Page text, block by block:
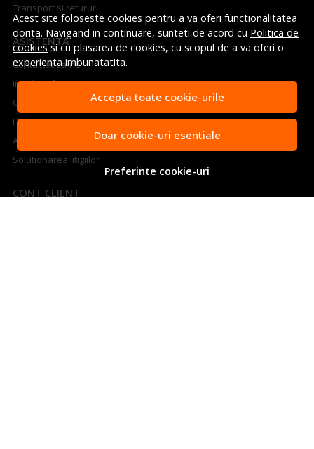
Acest site foloseste cookies pentru a va oferi functionalitatea
dorita. Navigand in continuare, sunteti de acord cu Politica de
cookiessi cu plasarea de cookies, cu scopul de a va oferi o
experienta imbunatatita.
Accepta toate cookie-urile
Doar cookie-uri esentiale
Preferinte cookie-uri
Transport si retururi
ASISTENTA
Contacteaza-ne
Intrebari frecvente
Cum sa aleg generatorul potrivit
Harta site
ANPC
Solutionarea litigiilor
CONT CLIENT